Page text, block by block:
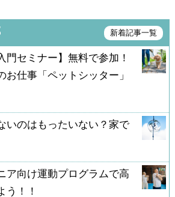
新着記事一覧
門セミナー】無料で参加！
お仕事「ペットシッター」
いのはもったいない？家で
ア向け運動プログラムで高
う！！